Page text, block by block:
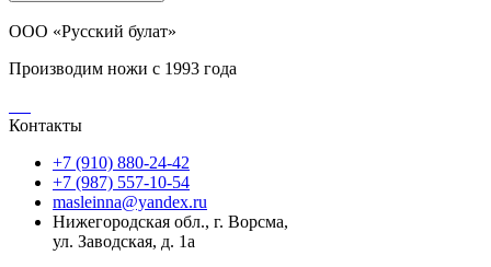
ООО «Русский булат»
Производим ножи с 1993 года
Контакты
+7 (910) 880-24-42
+7 (987) 557-10-54
masleinna@yandex.ru
Нижегородская обл., г. Ворсма,
ул. Заводская, д. 1а